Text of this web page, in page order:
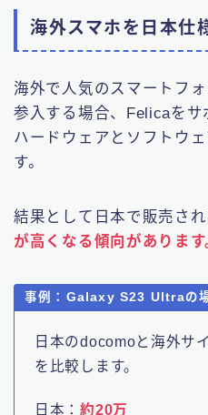
海外スマホを日本仕
海外で人気のスマートフ
参入する場合、Felicaをサ
ハードウェアとソフトウ
す。
結果として日本で販売され
が高くなる傾向があります
事例：Galaxy S23 Ultraの
日本のdocomoと海外サ
を比較します。
日本：約20万